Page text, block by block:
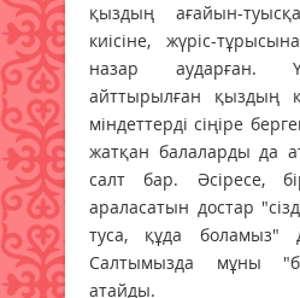
қыздың ағайын-
киісіне, жүріс-
назар аударған.
айттырылған қыздың
міндеттерді сіңіре
жатқан балаларды да
салт бар. Әсіресе,
араласатын достар
туса, құда боламыз"
Салтымызда мұны
атайды.